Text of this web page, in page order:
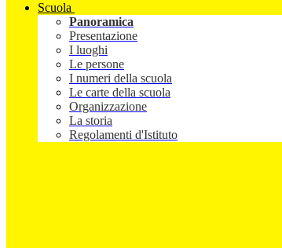
Scuola
Panoramica
Presentazione
I luoghi
Le persone
I numeri della scuola
Le carte della scuola
Organizzazione
La storia
Regolamenti d'Istituto